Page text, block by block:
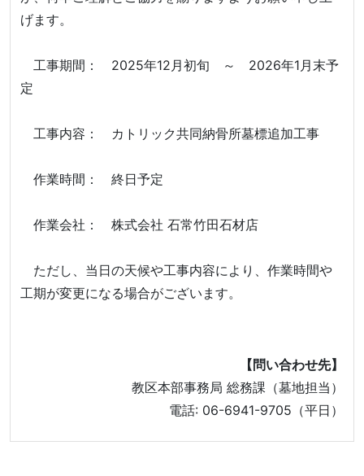
げます。
工事期間： 2025年12月初旬 ～ 2026年1月末予
定
工事内容： カトリック共同納骨所墓標追加工事
作業時間： 終日予定
作業会社： 株式会社 石常竹田石材店
ただし、当日の天候や工事内容により、作業時間や
工期が変更になる場合がございます。
【問い合わせ先】
教区本部事務局 総務課（墓地担当）
電話: 06-6941-9705（平日）